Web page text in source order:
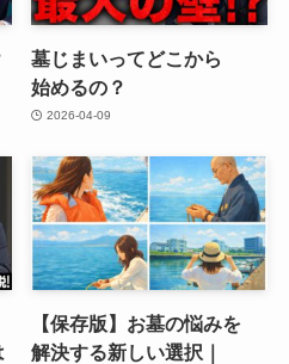
墓じまいって​どこから​
始めるの？
2026-04-09
【保存版】お墓の​悩みを​
解決する​新しい​選択｜